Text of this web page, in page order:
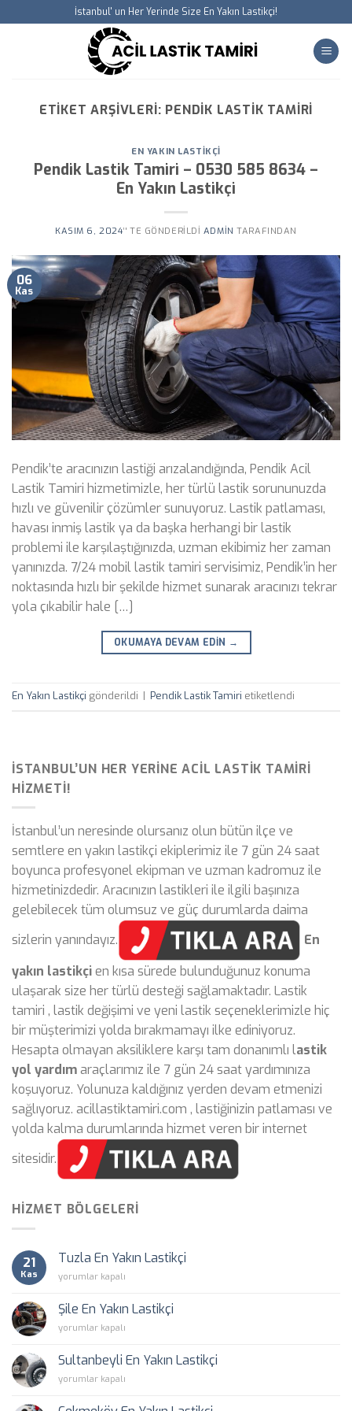
to
İstanbul' un Her Yerinde Size En Yakın Lastikçi!
ETIKET ARŞIVLERI: PENDIK LASTIK TAMIRI
EN YAKIN LASTIKÇI
Pendik Lastik Tamiri – 0530 585 8634 –
En Yakın Lastikçi
KASIM 6, 2024’' TE GÖNDERILDI ADMIN TARAFINDAN
06
Kas
Pendik’te aracınızın lastiği arızalandığında, Pendik Acil
Lastik Tamiri hizmetimizle, her türlü lastik sorununuzda
hızlı ve güvenilir çözümler sunuyoruz. Lastik patlaması,
havası inmiş lastik ya da başka herhangi bir lastik
problemi ile karşılaştığınızda, uzman ekibimiz her zaman
yanınızda. 7/24 mobil lastik tamiri servisimiz, Pendik’in her
noktasında hızlı bir şekilde hizmet sunarak aracınızı tekrar
yola çıkabilir hale […]
OKUMAYA DEVAM EDIN →
En Yakın Lastikçi gönderildi | Pendik Lastik Tamiri etiketlendi
İSTANBUL’UN HER YERINE ACIL LASTIK TAMIRI
HIZMETI!
İstanbul’un neresinde olursanız olun bütün ilçe ve
semtlere en yakın lastikçi ekiplerimiz ile 7 gün 24 saat
boyunca profesyonel ekipman ve uzman kadromuz ile
hizmetinizdedir. Aracınızın lastikleri ile ilgili başınıza
gelebilecek tüm olumsuz ve güç durumlarda daima
sizlerin yanındayız.
En
yakın lastikçien kısa sürede bulunduğunuz konuma
ulaşarak size her türlü desteği sağlamaktadır. Lastik
tamiri , lastik değişimi ve yeni lastik seçeneklerimizle hiç
bir müşterimizi yolda bırakmamayı ilke ediniyoruz.
Hesapta olmayan aksiliklere karşı tam donanımlı lastik
yol yardımaraçlarımız ile 7 gün 24 saat yardımınıza
koşuyoruz. Yolunuza kaldığınız yerden devam etmenizi
sağlıyoruz. acillastiktamiri.com , lastiğinizin patlaması ve
yolda kalma durumlarında hizmet veren bir internet
sitesidir.
HIZMET BÖLGELERI
21
Kas
Tuzla En Yakın Lastikçi
Tuzla
Yakın
Lastikçi
için
yorumlar kapalı
Şile En Yakın Lastikçi
Şile
Yakın
Lastikçi
için
yorumlar kapalı
Sultanbeyli En Yakın Lastikçi
Sultanbeyli
Yakın
yorumlar kapalı